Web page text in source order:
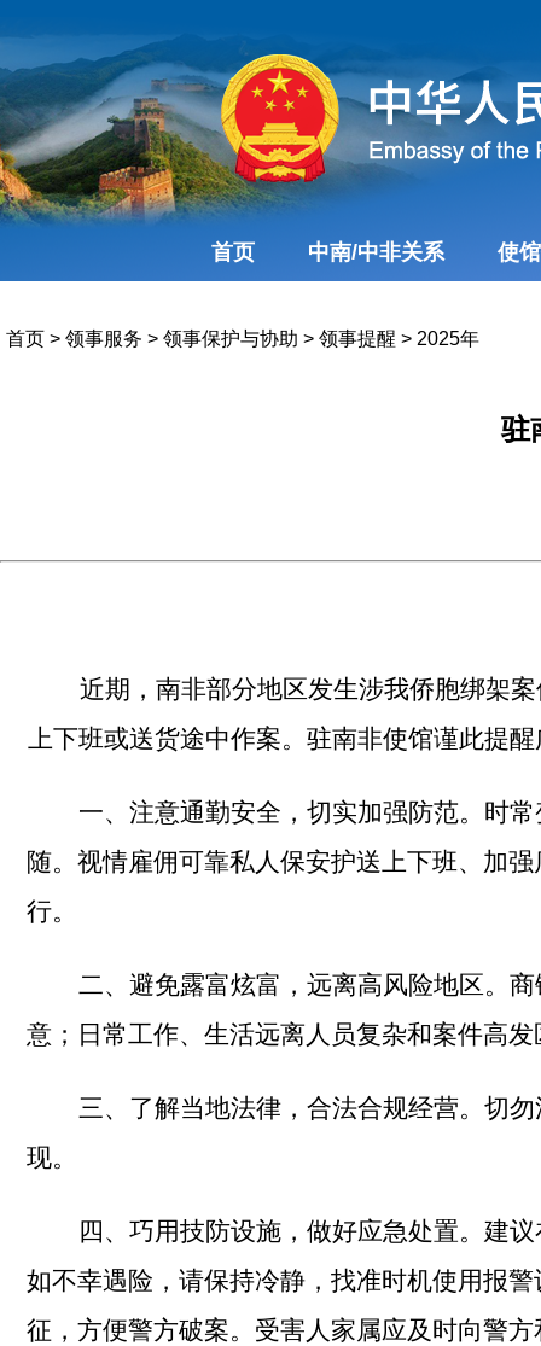
首页 中南/中非关系 使
首页 > 领事服务 > 领事保护与协助 > 领事提醒 > 2025年
驻
近期， 南非部分地区发生涉我侨胞绑架
上下班或送货途中作案。 驻南非使馆谨此提醒
一、 注意通勤安全，切实加强防范。 时
随。 视情雇佣可靠私人保安护送上下班、加
行。
二、 避免露富炫富，远离高风险地区。
意；日常工作、生活远离人员复杂和案件高发
三、 了解当地法律，合法合规经营。切勿
现。
四、 巧用技防设施，做好应急处置。建
如不幸遇险， 请保持冷静，找准时机使用报
征， 方便警方破案。受害人家属应及时向警